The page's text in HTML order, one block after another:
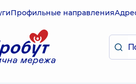
Профильные направления